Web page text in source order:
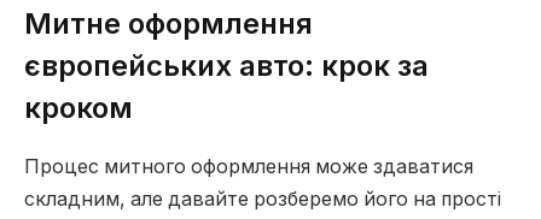
Митне оформлення
європейських авто: крок за
кроком
Процес митного оформлення може здаватися
складним, але давайте розберемо його на прості